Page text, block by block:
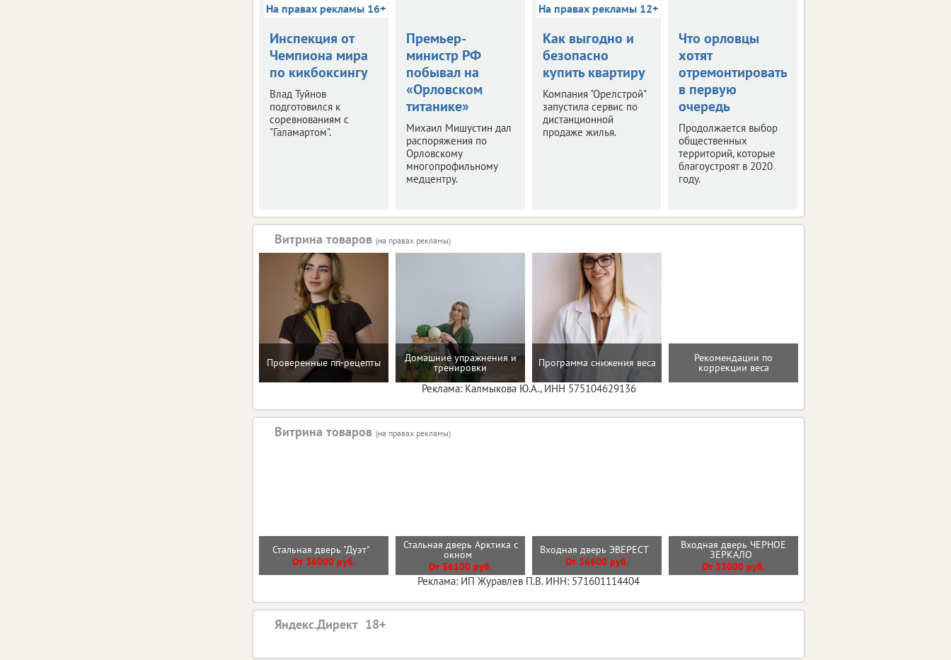
На правах рекламы 16+
Инспекция от
Чемпиона мира
по кикбоксингу
Влад Туйнов
подготовился к
соревнованиям с
"Галамартом".
Премьер-
министр РФ
побывал на
«Орловском
титанике»
Михаил Мишустин дал
распоряжения по
Орловскому
многопрофильному
медцентру.
На правах рекламы 12+
Как выгодно и
безопасно
купить квартиру
Компания "Орелстрой"
запустила сервис по
дистанционной
продаже жилья.
Что орловцы
хотят
отремонтировать
в первую
очередь
Продолжается выбор
общественных
территорий, которые
благоустроят в 2020
году.
Витрина товаров (на правах рекламы)
Проверенные пп-рецепты Домашние упражнения и
тренировки Программа снижения веса Рекомендации по
коррекции веса
Реклама: Калмыкова Ю.А., ИНН 575104629136
Витрина товаров (на правах рекламы)
Стальная дверь "Дуэт"
От 36000 руб.
Стальная дверь Арктика с
окном
От 56100 руб.
Входная дверь ЭВЕРЕСТ
От 36600 руб.
Входная дверь ЧЕРНОЕ
ЗЕРКАЛО
От 33000 руб.
Реклама: ИП Журавлев П.В. ИНН: 571601114404
Яндекс.Директ